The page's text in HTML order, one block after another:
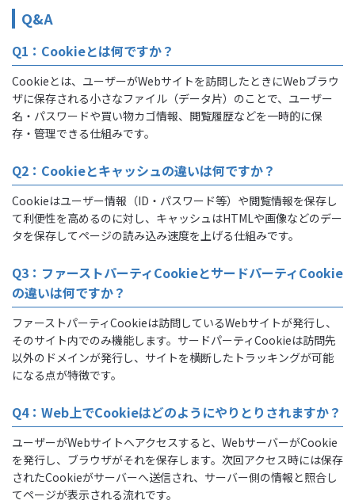
Q&A
Q1：Cookieとは何ですか？
Cookieとは、ユーザーがWebサイトを訪問したときにWebブラウ
ザに保存される小さなファイル（データ片）のことで、ユーザー
名・パスワードや買い物カゴ情報、閲覧履歴などを一時的に保
存・管理できる仕組みです。
Q2：Cookieとキャッシュの違いは何ですか？
Cookieはユーザー情報（ID・パスワード等）や閲覧情報を保存し
て利便性を高めるのに対し、キャッシュはHTMLや画像などのデー
タを保存してページの読み込み速度を上げる仕組みです。
Q3：ファーストパーティCookieとサードパーティCookie
の違いは何ですか？
ファーストパーティCookieは訪問しているWebサイトが発行し、
そのサイト内でのみ機能します。サードパーティCookieは訪問先
以外のドメインが発行し、サイトを横断したトラッキングが可能
になる点が特徴です。
Q4：Web上でCookieはどのようにやりとりされますか？
ユーザーがWebサイトへアクセスすると、WebサーバーがCookie
を発行し、ブラウザがそれを保存します。次回アクセス時には保存
されたCookieがサーバーへ送信され、サーバー側の情報と照合し
てページが表示される流れです。